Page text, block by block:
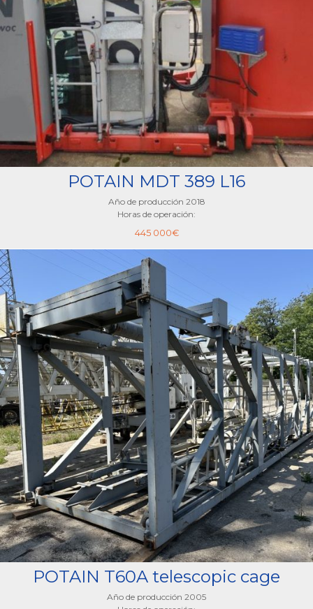
POTAIN MDT 389 L16
Año de producción 2018
Horas de operación:
445 000€
POTAIN T60A telescopic cage
Año de producción 2005